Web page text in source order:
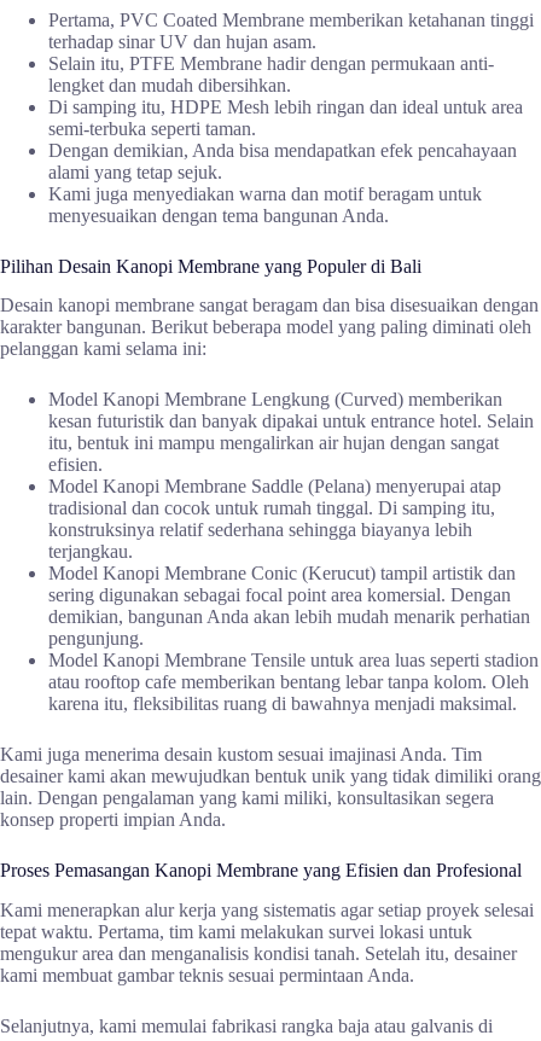
Pertama, PVC Coated Membrane memberikan ketahanan tinggi
terhadap sinar UV dan hujan asam.
Selain itu, PTFE Membrane hadir dengan permukaan anti-
lengket dan mudah dibersihkan.
Di samping itu, HDPE Mesh lebih ringan dan ideal untuk area
semi-terbuka seperti taman.
Dengan demikian, Anda bisa mendapatkan efek pencahayaan
alami yang tetap sejuk.
Kami juga menyediakan warna dan motif beragam untuk
menyesuaikan dengan tema bangunan Anda.
Pilihan Desain Kanopi Membrane yang Populer di Bali
Desain kanopi membrane sangat beragam dan bisa disesuaikan dengan
karakter bangunan. Berikut beberapa model yang paling diminati oleh
pelanggan kami selama ini:
Model Kanopi Membrane Lengkung (Curved) memberikan
kesan futuristik dan banyak dipakai untuk entrance hotel. Selain
itu, bentuk ini mampu mengalirkan air hujan dengan sangat
efisien.
Model Kanopi Membrane Saddle (Pelana) menyerupai atap
tradisional dan cocok untuk rumah tinggal. Di samping itu,
konstruksinya relatif sederhana sehingga biayanya lebih
terjangkau.
Model Kanopi Membrane Conic (Kerucut) tampil artistik dan
sering digunakan sebagai focal point area komersial. Dengan
demikian, bangunan Anda akan lebih mudah menarik perhatian
pengunjung.
Model Kanopi Membrane Tensile untuk area luas seperti stadion
atau rooftop cafe memberikan bentang lebar tanpa kolom. Oleh
karena itu, fleksibilitas ruang di bawahnya menjadi maksimal.
Kami juga menerima desain kustom sesuai imajinasi Anda. Tim
desainer kami akan mewujudkan bentuk unik yang tidak dimiliki orang
lain. Dengan pengalaman yang kami miliki, konsultasikan segera
konsep properti impian Anda.
Proses Pemasangan Kanopi Membrane yang Efisien dan Profesional
Kami menerapkan alur kerja yang sistematis agar setiap proyek selesai
tepat waktu. Pertama, tim kami melakukan survei lokasi untuk
mengukur area dan menganalisis kondisi tanah. Setelah itu, desainer
kami membuat gambar teknis sesuai permintaan Anda.
Selanjutnya, kami memulai fabrikasi rangka baja atau galvanis di